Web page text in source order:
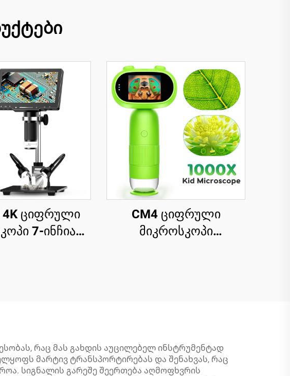
4K ციფრული
7-ინჩიანი
CM4 ციფრული
მიკროსკოპი
რაც მას გახდის აუცილებელ ინსტრუმენტად
მარტივ ტრანსპორტირებას და შენახვას, რაც
სიგნალის გარეშე შეერთება აღმოფხვრის